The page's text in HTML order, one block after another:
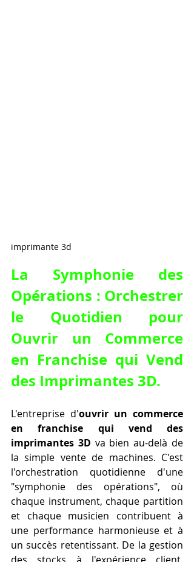
imprimante 3d
La Symphonie des
Opérations : Orchestrer
Ouvrir un Commerce
en Franchise qui Vend
des Imprimantes 3D.
L'entreprise d'ouvrir un commerce
en franchise qui vend des
imprimantes 3D va bien au-delà de
la simple vente de machines. C'est
l'orchestration quotidienne d'une
"symphonie des opérations", où
chaque instrument, chaque partition
et chaque musicien contribuent à
une performance harmonieuse et à
un succès retentissant. De la gestion